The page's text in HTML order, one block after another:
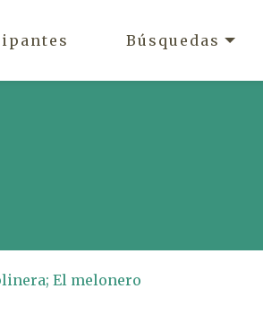
Búsquedas
El melonero